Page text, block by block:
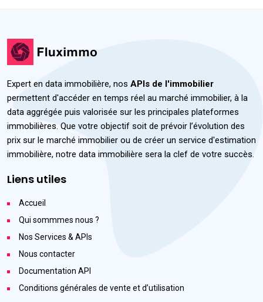
Expert en data immobilière, nos APIs de l'immobilier
permettent d'accéder en temps réel au marché immobilier, à la
data aggrégée puis valorisée sur les principales plateformes
immobilières. Que votre objectif soit de prévoir l’évolution des
prix sur le marché immobilier ou de créer un service d'estimation
immobilière, notre data immobilière sera la clef de votre succès.
Liens utiles
Accueil
Qui sommmes nous ?
Nos Services & APIs
Nous contacter
Documentation API
Conditions générales de vente et d’utilisation